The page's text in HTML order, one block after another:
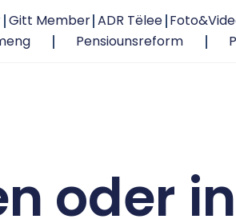
Gitt Member ADR Tëlee
Pensiounsreform
oder